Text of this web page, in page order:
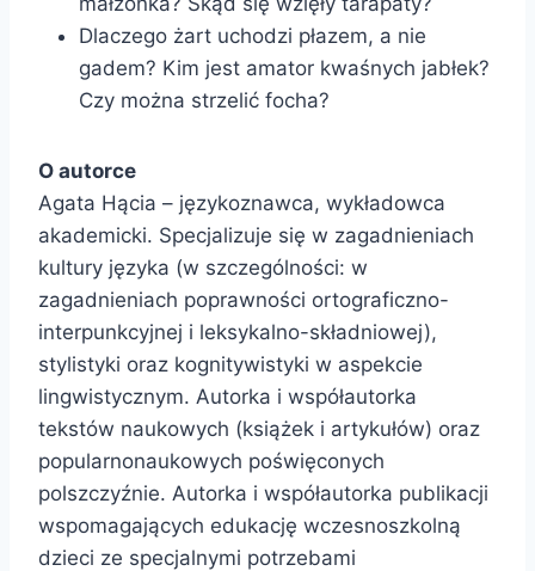
Dlaczego żart uchodzi płazem, a nie
gadem? Kim jest amator kwaśnych jabłek?
Czy można strzelić focha?
O autorce
Agata Hącia – językoznawca, wykładowca
akademicki. Specjalizuje się w zagadnieniach
kultury języka (w szczególności: w
zagadnieniach poprawności ortograficzno-
interpunkcyjnej i leksykalno-składniowej),
stylistyki oraz kognitywistyki w aspekcie
lingwistycznym. Autorka i współautorka
tekstów naukowych (książek i artykułów) oraz
popularnonaukowych poświęconych
polszczyźnie. Autorka i współautorka publikacji
wspomagających edukację wczesnoszkolną
dzieci ze specjalnymi potrzebami